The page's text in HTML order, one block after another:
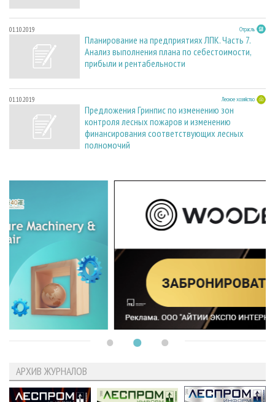
01.10.2019 Отрасль
Планирование на предприятиях ЛПК. Часть 7.
Анализ выполнения плана по себестоимости,
прибыли и рентабельности
01.10.2019 Лесное хозяйство
Предложения Гринпис по изменению зон
контроля лесных пожаров и изменению
финансирования соответствующих лесных
полномочий
АРХИВ ЖУРНАЛОВ